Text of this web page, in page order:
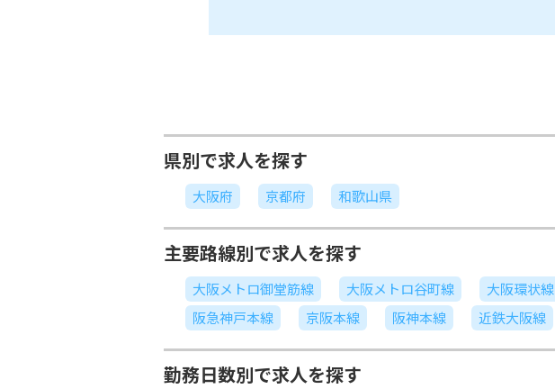
県別で求人を探す
大阪府 京都府 和歌山県
主要路線別で求人を探す
大阪メトロ御堂筋線 大阪メトロ谷町線 大阪環状線
阪急神戸本線
京阪本線 阪神本線 近鉄大阪線
勤務日数別で求人を探す